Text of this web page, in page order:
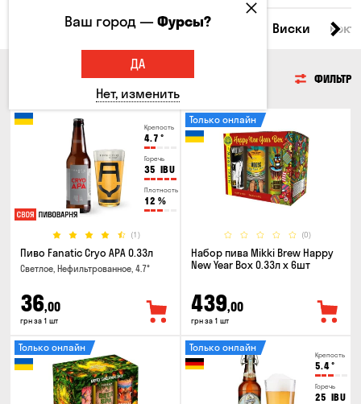
Все товары Пиво Сидр Виски
ФИЛЬТР
Крепость
4.7 °
Горечь
35 IBU
Плотность
12 %
(1)
Пиво Fanatic Cryo APA 0.33л
Светлое, Нефильтрованное, 4.7°
36,00
грн за 1 шт
(0)
Только онлайн
Набор пива Mikki Brew Happy
New Year Box 0.33л x 6шт
439,00
грн за 1 шт
Только онлайн
Крепость
5.4°
Горечь
25 IBU
Только онлайн
Ваш город —Фурсы?
ДА
Нет, изменить